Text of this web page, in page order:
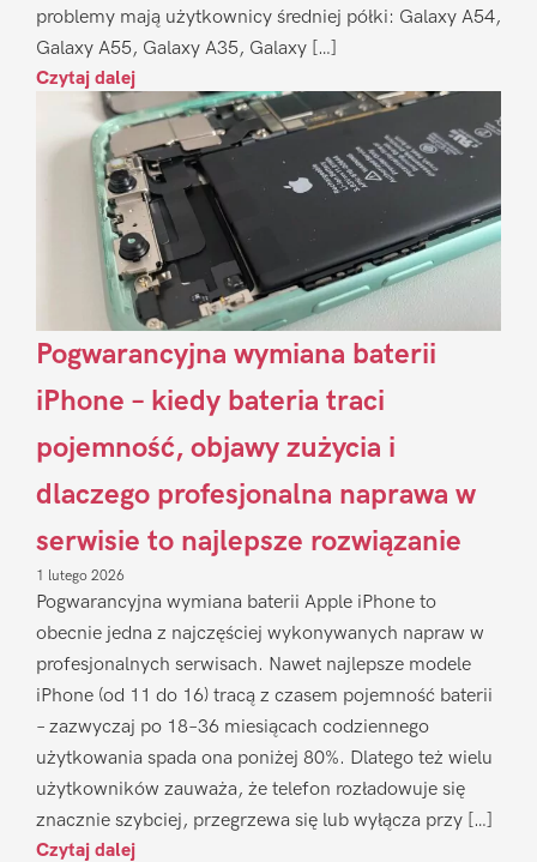
problemy mają użytkownicy średniej półki: Galaxy A54,
Galaxy A55, Galaxy A35, Galaxy […]
Czytaj dalej
Pogwarancyjna wymiana baterii
iPhone – kiedy bateria traci
pojemność, objawy zużycia i
dlaczego profesjonalna naprawa w
serwisie to najlepsze rozwiązanie
1 lutego 2026
Pogwarancyjna wymiana baterii Apple iPhone to
obecnie jedna z najczęściej wykonywanych napraw w
profesjonalnych serwisach. Nawet najlepsze modele
iPhone (od 11 do 16) tracą z czasem pojemność baterii
– zazwyczaj po 18–36 miesiącach codziennego
użytkowania spada ona poniżej 80%. Dlatego też wielu
użytkowników zauważa, że telefon rozładowuje się
znacznie szybciej, przegrzewa się lub wyłącza przy […]
Czytaj dalej